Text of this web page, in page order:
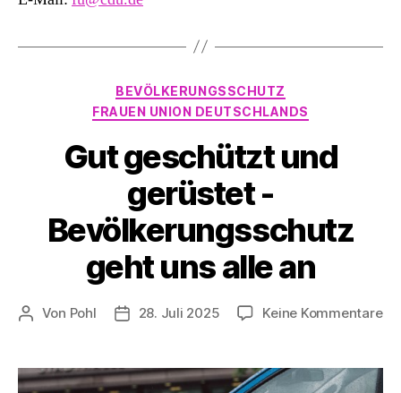
Kategorien
BEVÖLKERUNGSSCHUTZ
FRAUEN UNION DEUTSCHLANDS
Gut geschützt und
gerüstet -
Bevölkerungsschutz
geht uns alle an
Beitragsautor
Von Pohl Beitragsdatum
28. Juli 2025 Keine Kommentarezu